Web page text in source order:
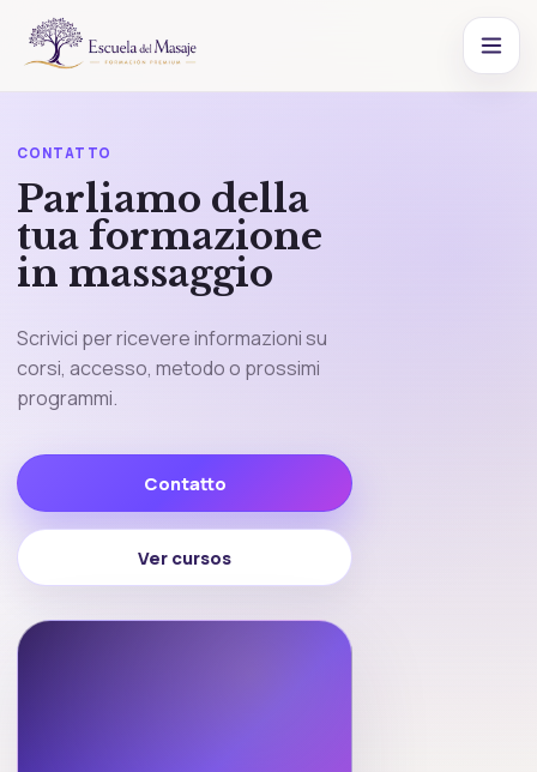
CONTATTO
Parliamo della
tua formazione
in massaggio
Scrivici per ricevere informazioni su
corsi, accesso, metodo o prossimi
programmi.
Contatto
Ver cursos